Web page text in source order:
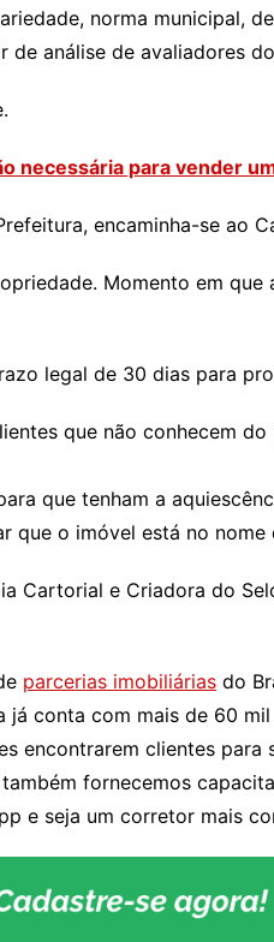
norma municipal,
análise de avaliadores
necessária para vender
encaminha-se ao
Momento em que
legal de 30 dias para
que não conhecem
que tenham a
que o imóvel está no nome
Cartorial e Criadora do
parcerias imobiliárias do
conta com mais de 60
encontrarem clientes para
fornecemos
e seja um corretor mais